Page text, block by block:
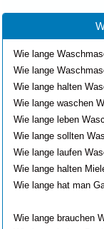
Wie lange
Wie lange
Wie lange halten
Wie lange waschen
Wie lange leben
Wie lange sollten
Wie lange laufen
Wie lange halten
Wie lange hat man
Wie lange brauchen